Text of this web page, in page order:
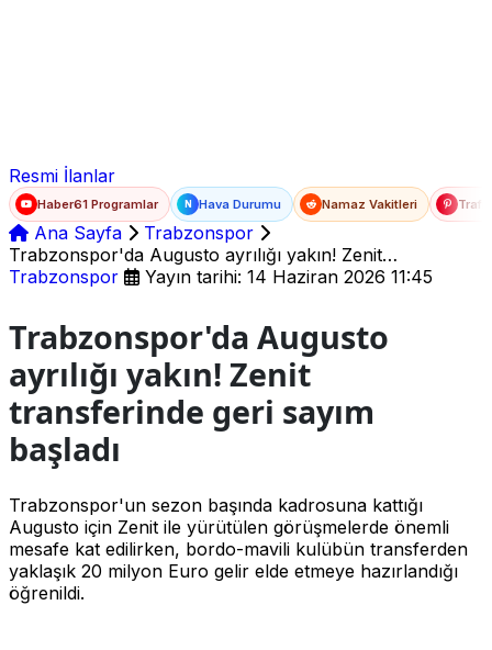
Resmi İlanlar
Haber61 Programlar N Hava Durumu Namaz Vakitleri
Ana Sayfa
Trabzonspor
Trabzonspor'da Augusto ayrılığı yakın! Zenit
transferinde geri sayım başladı
Trabzonspor Yayın tarihi: 14 Haziran 2026 11:45
Trabzonspor'da Augusto
ayrılığı yakın! Zenit
transferinde geri sayım
başladı
Trabzonspor'un sezon başında kadrosuna kattığı
Augusto için Zenit ile yürütülen görüşmelerde önemli
mesafe kat edilirken, bordo-mavili kulübün transferden
yaklaşık 20 milyon Euro gelir elde etmeye hazırlandığı
öğrenildi.